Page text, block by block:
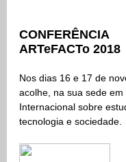
CONFERÊNCIA
ARTeFACTo 2018
Nos dias 16 e 17 de
acolhe, na sua sede em
Internacional sobre
tecnologia e sociedade.